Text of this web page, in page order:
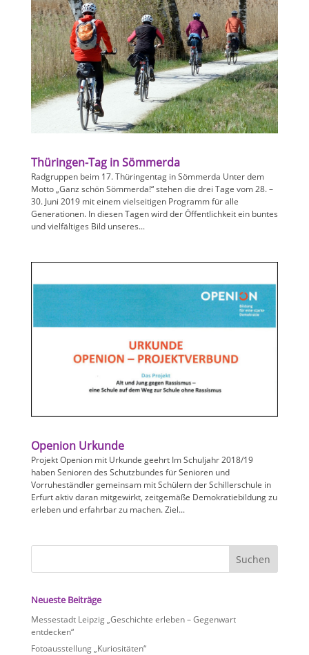
Thüringen-Tag in Sömmerda
Radgruppen beim 17. Thüringentag in Sömmerda Unter dem
Motto „Ganz schön Sömmerda!“ stehen die drei Tage vom 28. –
30. Juni 2019 mit einem vielseitigen Programm für alle
Generationen. In diesen Tagen wird der Öffentlichkeit ein buntes
und vielfältiges Bild unseres...
Openion Urkunde
Projekt Openion mit Urkunde geehrt Im Schuljahr 2018/19
haben Senioren des Schutzbundes für Senioren und
Vorruheständler gemeinsam mit Schülern der Schillerschule in
Erfurt aktiv daran mitgewirkt, zeitgemäße Demokratiebildung zu
erleben und erfahrbar zu machen. Ziel...
Neueste Beiträge
Messestadt Leipzig „Geschichte erleben – Gegenwart
entdecken“
Fotoausstellung „Kuriositäten“